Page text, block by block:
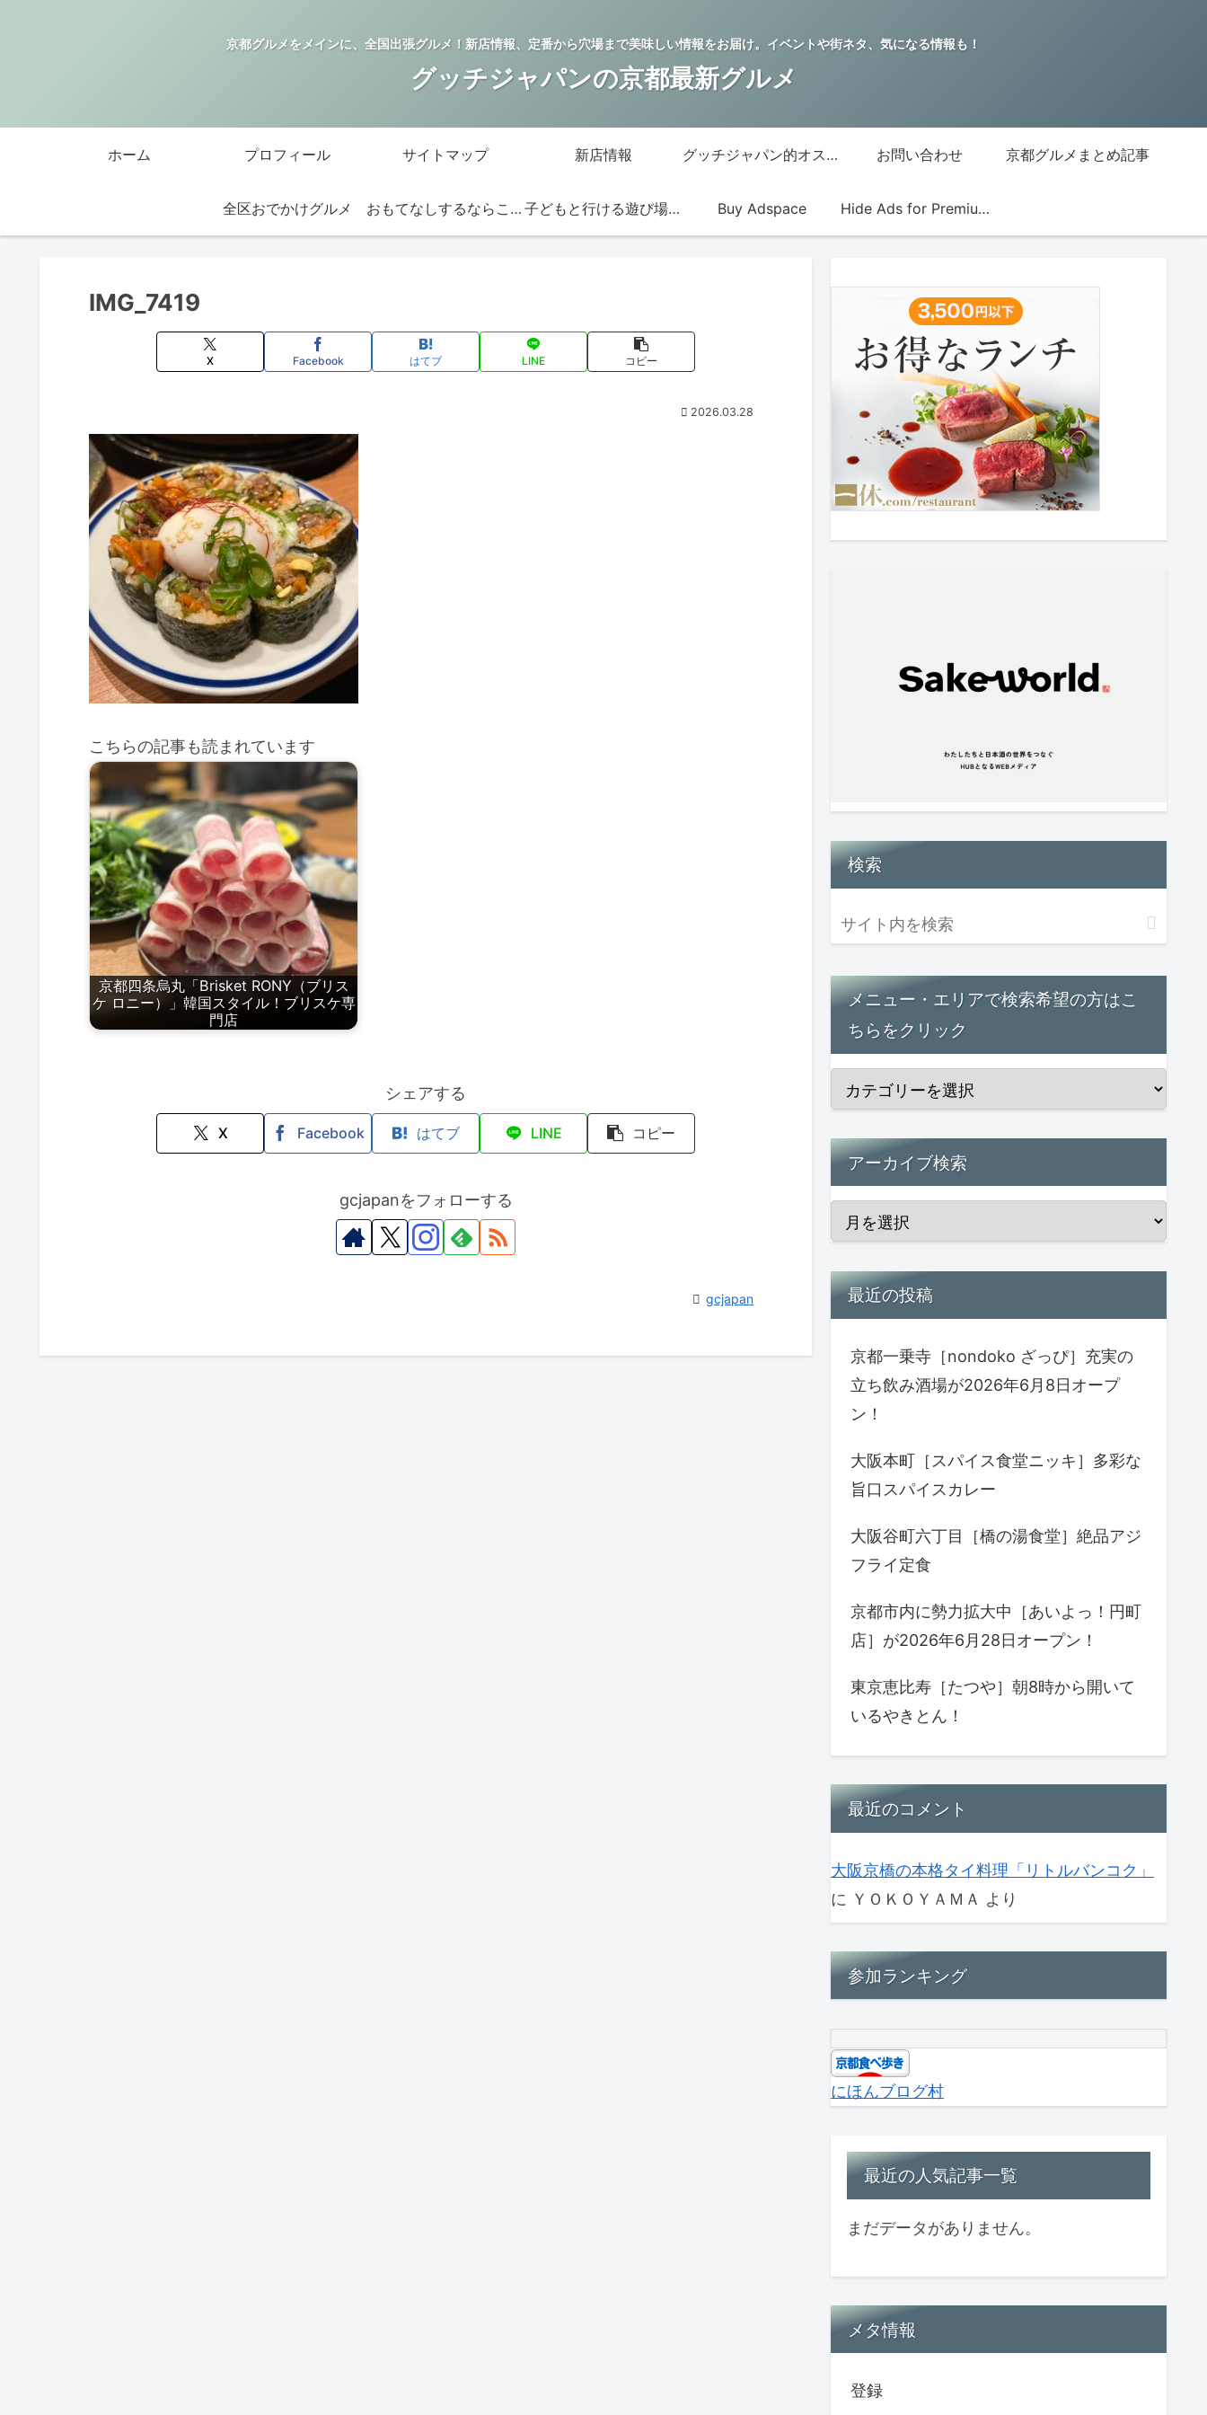
京都グルメをメインに、全国出張グルメ！新店情報、定番から穴場まで美味しい情報をお届け。イベントや街ネタ、気になる情報も！
グッチジャパンの京都最新グルメ
ホーム プロフィール サイトマップ 新店情報 グッチジャパン的オススメ店 お問い合わせ 京都グルメまとめ記事
全区おでかけグルメ おもてなしするならこの店 子どもと行ける遊び場・お店 Buy Adspace Hide Ads for Premium Members
IMG_7419
X Facebook はてブ LINE コピー
2026.03.28
こちらの記事も読まれています
京都四条烏丸「Brisket RONY（ブリス
ケ ロニー）」韓国スタイル！ブリスケ専
門店
シェアする
X Facebook はてブ LINE コピー
gcjapanをフォローする
gcjapan
検索
メニュー・エリアで検索希望の方はこ
ちらをクリック
アーカイブ検索
最近の投稿
京都一乗寺［nondoko ざっぴ］充実の
立ち飲み酒場が2026年6月8日オープ
ン！
大阪本町［スパイス食堂ニッキ］多彩な
旨口スパイスカレー
大阪谷町六丁目［橋の湯食堂］絶品アジ
フライ定食
京都市内に勢力拡大中［あいよっ！円町
店］が2026年6月28日オープン！
東京恵比寿［たつや］朝8時から開いて
いるやきとん！
最近のコメント
大阪京橋の本格タイ料理「リトルバンコク」
に ＹＯＫＯＹＡＭＡ より
参加ランキング
にほんブログ村
最近の人気記事一覧
まだデータがありません。
メタ情報
登録